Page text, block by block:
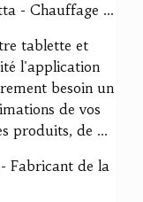
- Chauffage ...
tablette et
l'application
besoin un
de vos
produits, de ...
Fabricant de la